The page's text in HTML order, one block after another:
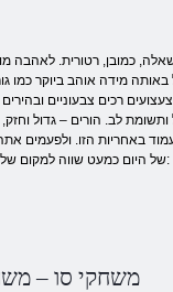
כמובן, רטורית. לאהבה
באותה מידה אוהב ביוקר
רכים צבעוניים
לב. הורים – גדול
באחריות הזו. ולפעמים
של היום כמעט שווה למקום שליד הבובות האלה לוקחים משחקי דמות וירטואליים באינטרנט. אכפת להם אפילו יותר מעניין. אחרי הכל, יש בחירה רחבה כגון:
משחקי סו –